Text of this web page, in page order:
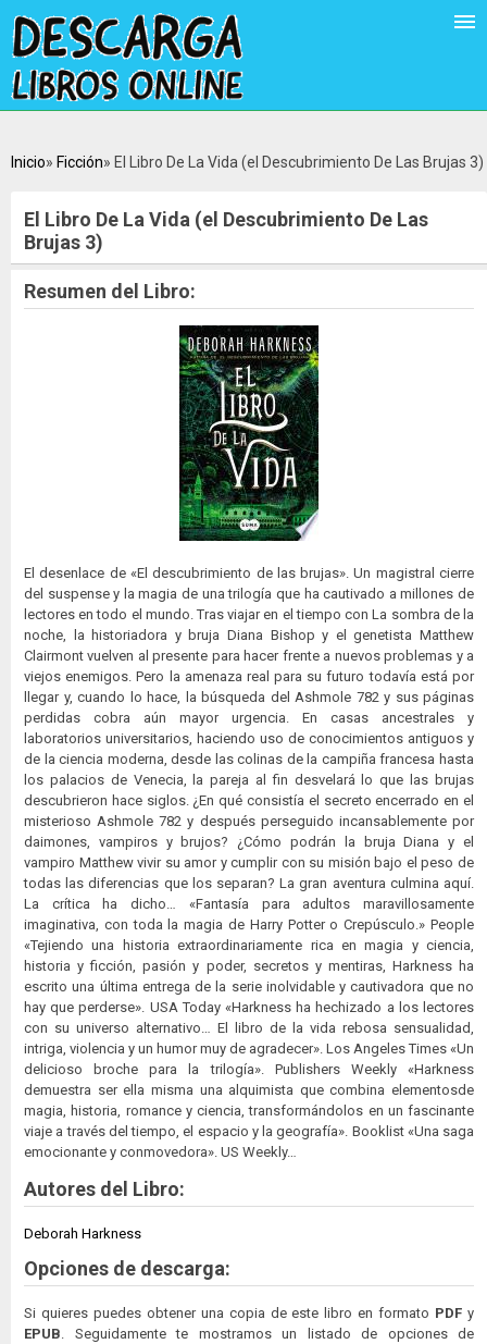
Inicio Ficción El Libro De La Vida (el Descubrimiento De Las Brujas 3)
El Libro De La Vida (el Descubrimiento De Las
Brujas 3)
Resumen del Libro:
El desenlace de «El descubrimiento de las brujas». Un magistral cierre
del suspense y la magia de una trilogía que ha cautivado a millones de
lectores en todo el mundo. Tras viajar en el tiempo con La sombra de la
noche, la historiadora y bruja Diana Bishop y el genetista Matthew
Clairmont vuelven al presente para hacer frente a nuevos problemas y a
viejos enemigos. Pero la amenaza real para su futuro todavía está por
llegar y, cuando lo hace, la búsqueda del Ashmole 782 y sus páginas
perdidas cobra aún mayor urgencia. En casas ancestrales y
laboratorios universitarios, haciendo uso de conocimientos antiguos y
de la ciencia moderna, desde las colinas de la campiña francesa hasta
los palacios de Venecia, la pareja al fin desvelará lo que las brujas
descubrieron hace siglos. ¿En qué consistía el secreto encerrado en el
misterioso Ashmole 782 y después perseguido incansablemente por
daimones, vampiros y brujos? ¿Cómo podrán la bruja Diana y el
vampiro Matthew vivir su amor y cumplir con su misión bajo el peso de
todas las diferencias que los separan? La gran aventura culmina aquí.
La crítica ha dicho… «Fantasía para adultos maravillosamente
imaginativa, con toda la magia de Harry Potter o Crepúsculo.» People
«Tejiendo una historia extraordinariamente rica en magia y ciencia,
historia y ficción, pasión y poder, secretos y mentiras, Harkness ha
escrito una última entrega de la serie inolvidable y cautivadora que no
hay que perderse». USA Today «Harkness ha hechizado a los lectores
con su universo alternativo… El libro de la vida rebosa sensualidad,
intriga, violencia y un humor muy de agradecer». Los Angeles Times «Un
delicioso broche para la trilogía». Publishers Weekly «Harkness
demuestra ser ella misma una alquimista que combina elementosde
magia, historia, romance y ciencia, transformándolos en un fascinante
viaje a través del tiempo, el espacio y la geografía». Booklist «Una saga
emocionante y conmovedora». US Weekly…
Autores del Libro:
Deborah Harkness
Opciones de descarga:
Si quieres puedes obtener una copia de este libro en formato PDF y
EPUB . Seguidamente te mostramos un listado de opciones de